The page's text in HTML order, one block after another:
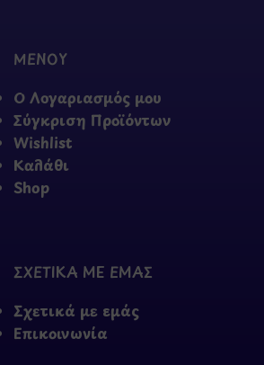
ΜΕΝΟΥ
Ο Λογαριασμός μου
Σύγκριση Προϊόντων
Wishlist
Καλάθι
Shop
ΣΧΕΤΙΚΑ ΜΕ ΕΜΑΣ
Σχετικά με εμάς
Επικοινωνία